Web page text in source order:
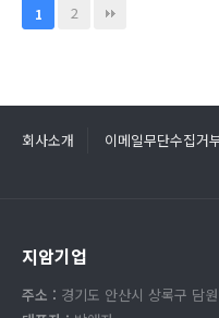
1 2
회사소개 이메일무단수집거
지암기업
주소 : 경기도 안산시 상록구 담